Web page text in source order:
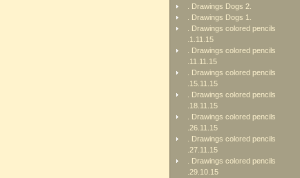
. Drawings Dogs 2.
. Drawings Dogs 1.
. Drawings colored pencils
.1.11.15
. Drawings colored pencils
.11.11.15
. Drawings colored pencils
.15.11.15
. Drawings colored pencils
.18.11.15
. Drawings colored pencils
.26.11.15
. Drawings colored pencils
.27.11.15
. Drawings colored pencils
.29.10.15